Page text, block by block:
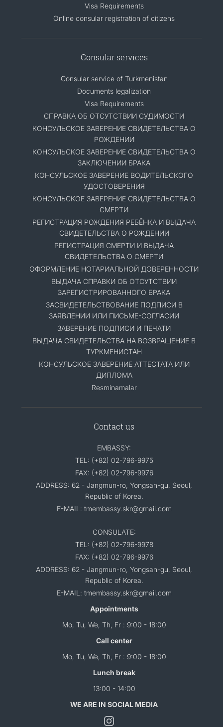
Visa Requirements
Online consular registration of citizens
Consular services
Consular service of Turkmenistan
Documents legalization
Visa Requirements
СПРАВКА ОБ ОТСУТСТВИИ СУДИМОСТИ
КОНСУЛЬСКОЕ ЗАВЕРЕНИЕ СВИДЕТЕЛЬСТВА О
РОЖДЕНИИ
КОНСУЛЬСКОЕ ЗАВЕРЕНИЕ СВИДЕТЕЛЬСТВА О
ЗАКЛЮЧЕНИИ БРАКА
КОНСУЛЬСКОЕ ЗАВЕРЕНИЕ ВОДИТЕЛЬСКОГО
УДОСТОВЕРЕНИЯ
КОНСУЛЬСКОЕ ЗАВЕРЕНИЕ СВИДЕТЕЛЬСТВА О
СМЕРТИ
РЕГИСТРАЦИЯ РОЖДЕНИЯ РЕБЁНКА И ВЫДАЧА
СВИДЕТЕЛЬСТВА О РОЖДЕНИИ
РЕГИСТРАЦИЯ СМЕРТИ И ВЫДАЧА
СВИДЕТЕЛЬСТВА О СМЕРТИ
ОФОРМЛЕНИЕ НОТАРИАЛЬНОЙ ДОВЕРЕННОСТИ
ВЫДАЧА СПРАВКИ ОБ ОТСУТСТВИИ
ЗАРЕГИСТРИРОВАННОГО БРАКА
ЗАСВИДЕТЕЛЬСТВОВАНИЕ ПОДПИСИ В
ЗАЯВЛЕНИИ ИЛИ ПИСЬМЕ-СОГЛАСИИ
ЗАВЕРЕНИЕ ПОДПИСИ И ПЕЧАТИ
ВЫДАЧА СВИДЕТЕЛЬСТВА НА ВОЗВРАЩЕНИЕ В
ТУРКМЕНИСТАН
КОНСУЛЬСКОЕ ЗАВЕРЕНИЕ АТТЕСТАТА ИЛИ
ДИПЛОМА
Resminamalar
Contact us
EMBASSY:
TEL: (+82) 02-796-9975
FAX: (+82) 02-796-9976
ADDRESS: 62 - Jangmun-ro, Yongsan-gu, Seoul,
Republic of Korea.
E-MAIL: tmembassy.skr@gmail.com
CONSULATE:
TEL: (+82) 02-796-9978
FAX: (+82) 02-796-9976
ADDRESS: 62 - Jangmun-ro, Yongsan-gu, Seoul,
Republic of Korea.
E-MAIL: tmembassy.skr@gmail.com
Appointments
Mo, Tu, We, Th, Fr : 9:00 - 18:00
Call center
Mo, Tu, We, Th, Fr : 9:00 - 18:00
Lunch break
13:00 - 14:00
WE ARE IN SOCIAL MEDIA